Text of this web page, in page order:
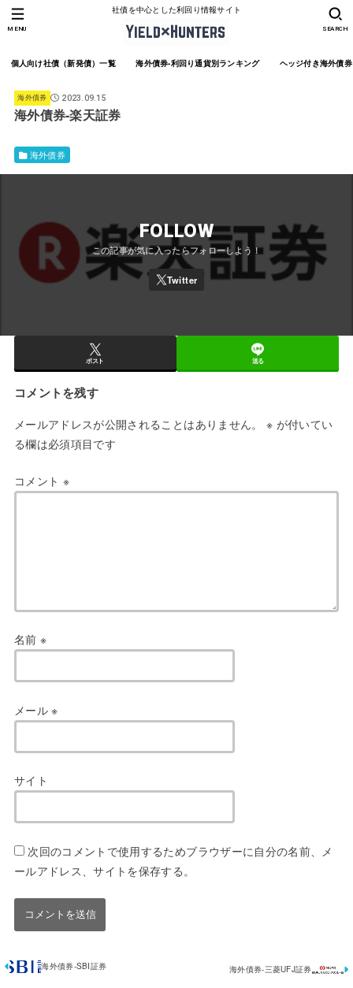
社債を中心とした利回り情報サイト
個人向け社債（新発債）一覧 海外債券-利回り通貨別ランキング ヘッジ付き海外債
SEARCH
MENU
海外債券 2023.09.15
海外債券-楽天証券
海外債券
FOLLOW
ポスト 送る
コメントを残す
メールアドレスが公開されることはありません。 ※ が付いてい
る欄は必須項目です
コメント ※
名前 ※
メール※
サイト
次回のコメントで使用するためブラウザーに自分の名前、メ
ールアドレス、サイトを保存する。
海外債券-SBI証券 海外債券-三菱UFJ証券